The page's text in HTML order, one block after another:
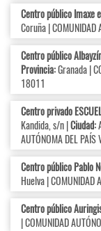
Centro público Imaxe
Coruña | COMUNIDAD
Centro público
Provincia:Granada |
18011
Centro privado
Kandida, s/n |Ciudad:
AUTÓNOMA DEL PAÍS
Centro público Pablo
Huelva | COMUNIDAD
Centro público
| COMUNIDAD